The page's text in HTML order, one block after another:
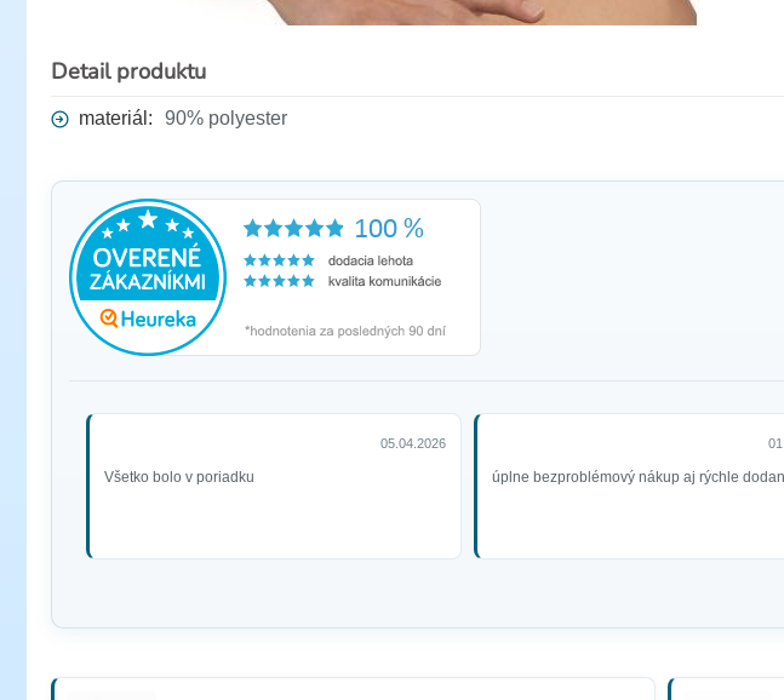
Detail produktu
materiál: 90% polyester
05.04.2026
Všetko bolo v poriadku úplne bezproblémový nákup aj rýchle